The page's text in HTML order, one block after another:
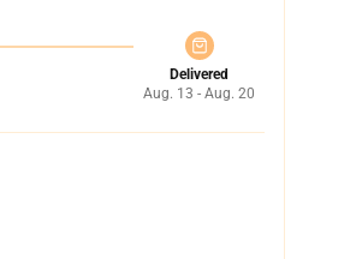
Delivered
Aug. 13 - Aug. 20